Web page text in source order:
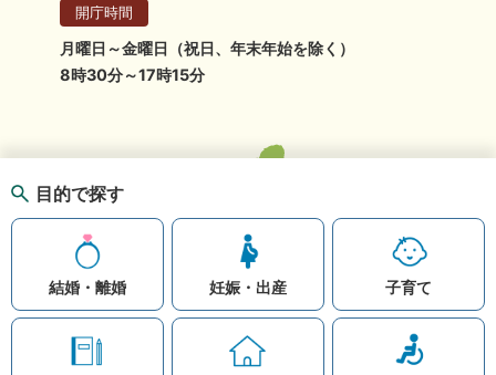
目的で探す
結婚・離婚 妊娠・出産 子育て
開庁時間
月曜日～金曜日（祝日、年末年始を除く）
8時30分～17時15分